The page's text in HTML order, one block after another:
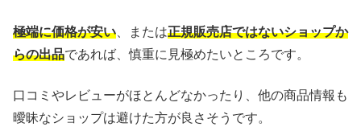
極端に価格が安い、または正規販売店ではないショップか
らの出品であれば、慎重に見極めたいところです。
口コミやレビューがほとんどなかったり、他の商品情報も
曖昧なショップは避けた方が良さそうです。